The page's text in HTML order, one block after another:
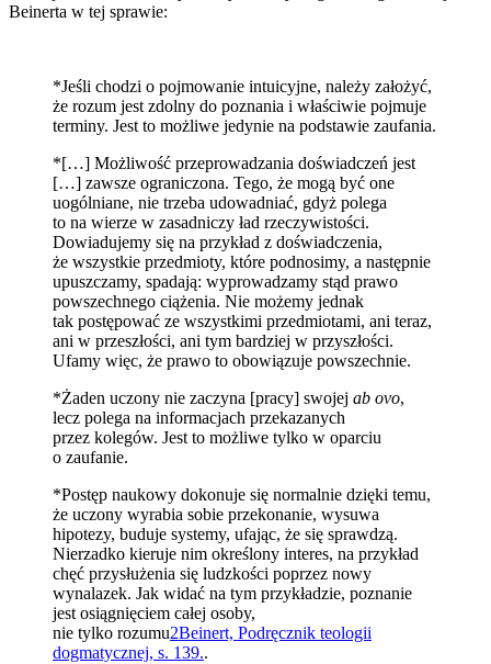
Beinerta w tej sprawie:
*Jeśli chodzi o pojmowanie intuicyjne, należy założyć,
że rozum jest zdolny do poznania i właściwie pojmuje
terminy. Jest to możliwe jedynie na podstawie zaufania.
*[…] Możliwość przeprowadzania doświadczeń jest
[…] zawsze ograniczona. Tego, że mogą być one
uogólniane, nie trzeba udowadniać, gdyż polega
to na wierze w zasadniczy ład rzeczywistości.
Dowiadujemy się na przykład z doświadczenia,
że wszystkie przedmioty, które podnosimy, a następnie
upuszczamy, spadają: wyprowadzamy stąd prawo
powszechnego ciążenia. Nie możemy jednak
tak postępować ze wszystkimi przedmiotami, ani teraz,
ani w przeszłości, ani tym bardziej w przyszłości.
Ufamy więc, że prawo to obowiązuje powszechnie.
*Żaden uczony nie zaczyna [pracy] swojej ab ovo,
lecz polega na informacjach przekazanych
przez kolegów. Jest to możliwe tylko w oparciu
o zaufanie.
*Postęp naukowy dokonuje się normalnie dzięki temu,
że uczony wyrabia sobie przekonanie, wysuwa
hipotezy, buduje systemy, ufając, że się sprawdzą.
Nierzadko kieruje nim określony interes, na przykład
chęć przysłużenia się ludzkości poprzez nowy
wynalazek. Jak widać na tym przykładzie, poznanie
jest osiągnięciem całej osoby,
nie tylko rozumu2Beinert, Podręcznik teologii
dogmatycznej, s. 139..